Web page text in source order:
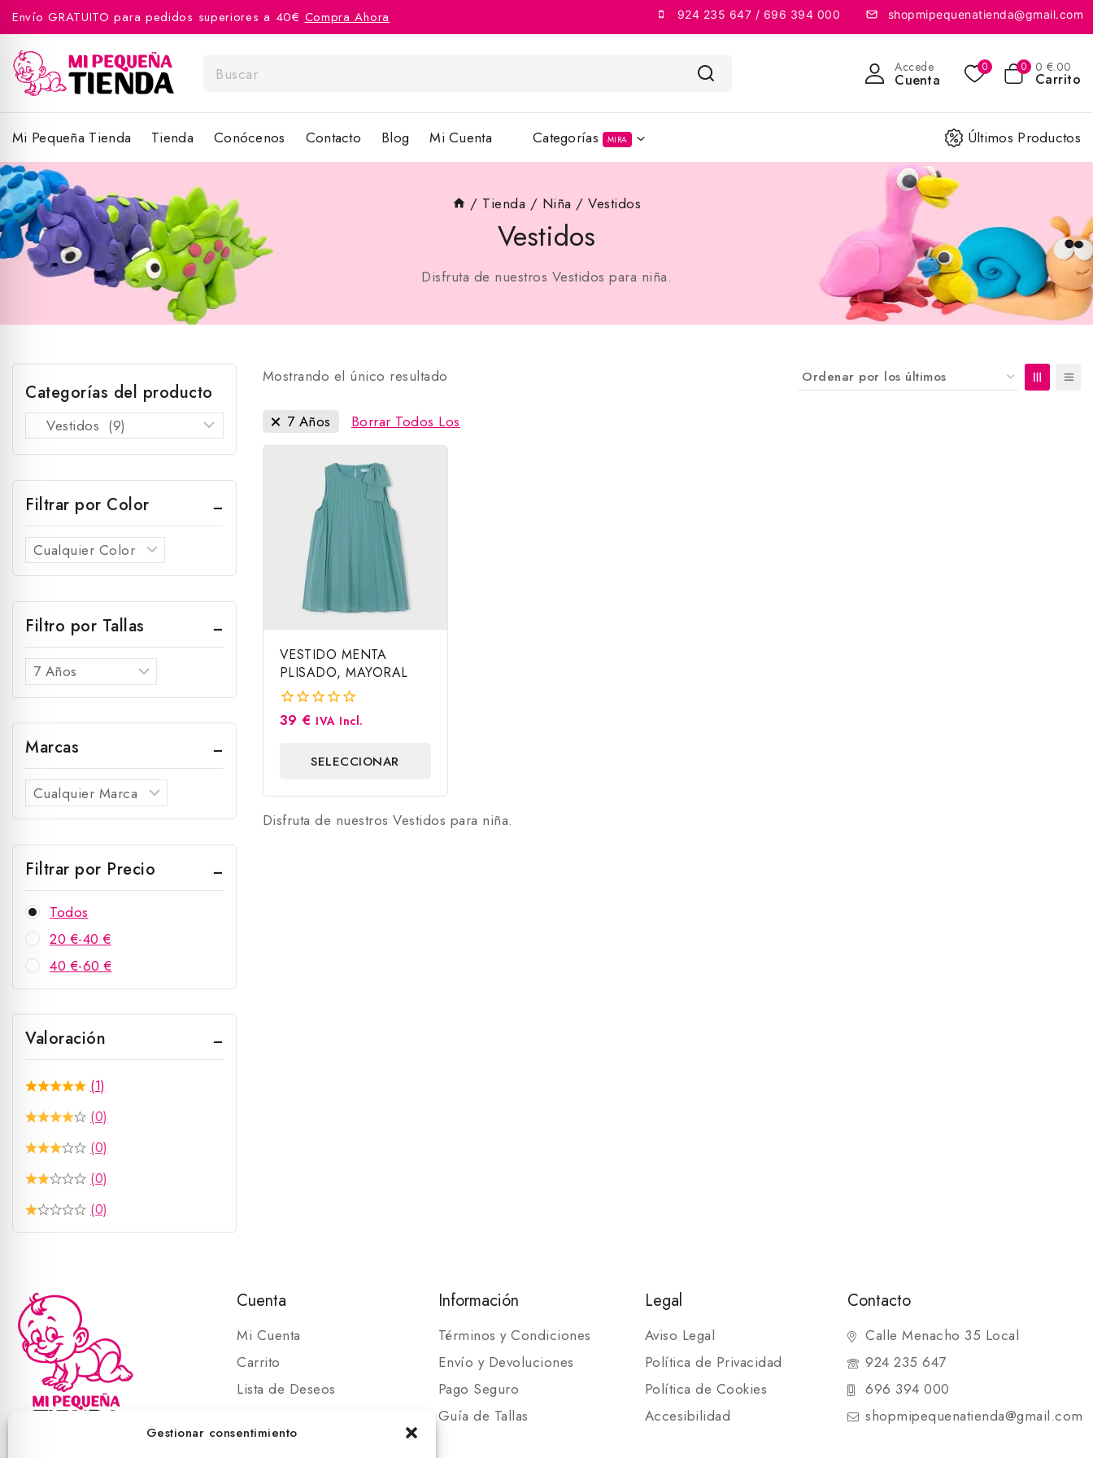
Gestionar consentimiento
Envío GRATUITO para pedidos superiores a 40€ Compra Ahora 924 235 647 / 696 394 000 shopmipequenatienda@gmail.com
Accede
Cuenta
0 0 0 €.00
Carrito
Mi Pequeña Tienda Tienda Conócenos Contacto Blog Mi Cuenta Categorías MIRA Últimos Productos
/ Tienda / Niña / Vestidos
Vestidos
Disfruta de nuestros Vestidos para niña.
Mostrando el único resultado
7 Años Borrar Todos Los
VESTIDO MENTA
PLISADO, MAYORAL
0
39 € IVA Incl.
SELECCIONAR
Disfruta de nuestros Vestidos para niña.
Categorías del producto
Filtrar por Color
Filtro por Tallas
Marcas
Filtrar por Precio
Todos
20€-40€
40€-60€
Valoración
(1)
(0)
(0)
(0)
(0)
Cuenta
Mi Cuenta
Carrito
Lista de Deseos
Información
Términos y Condiciones
Envío y Devoluciones
Pago Seguro
Guía de Tallas
Legal
Aviso Legal
Política de Privacidad
Política de Cookies
Accesibilidad
Contacto
Calle Menacho 35 Local
924 235 647
696 394 000
shopmipequenatienda@gmail.com